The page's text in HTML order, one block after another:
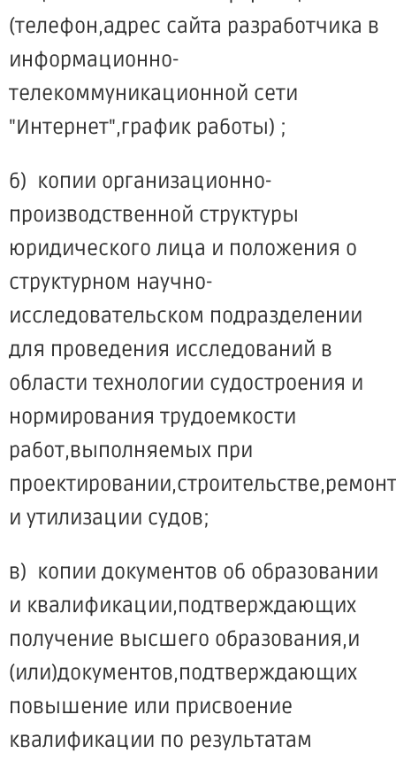
(телефон,адрес сайта разработчика в
информационно-
телекоммуникационной сети
"Интернет",график работы) ;
б) копии организационно-
производственной структуры
юридического лица и положения о
структурном научно-
исследовательском подразделении
для проведения исследований в
области технологии судостроения и
нормирования трудоемкости
работ,выполняемых при
и утилизации судов;
в) копии документов об образовании
и квалификации,подтверждающих
получение высшего образования,и
(или)документов,подтверждающих
повышение или присвоение
квалификации по результатам